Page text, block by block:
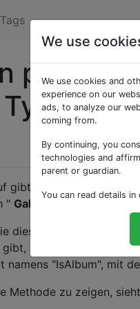
Tags
gibt eine Liste zurück,
" Gallery Album" enthält
diese mit Json.NET
die dem
namens "IsAlbum", mit
Methode zu zeigen,
We use
We use cookies and
experience on our
ads, to analyze our
coming from.
By continuing, you
technologies and
parent or guardian.
You can read details in